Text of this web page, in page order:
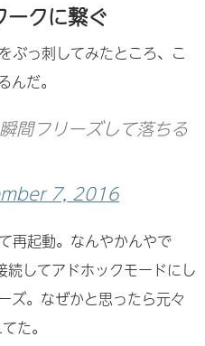
クに繋ぐ
ぶっ刺してみたところ、こ
んだ。
間フリーズして落ちる
7, 2016
再起動。なんやかんやで
してアドホックモードにし
ズ。なぜかと思ったら元々
た。